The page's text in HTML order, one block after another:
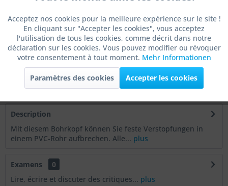
Se souvenir de Évaluer
Article n° :
ZWZ-CB16-6
Article n° du
fabricant :
ZWZ-CB16-6
Poids de l'article:
0.2 kg
Description
Mit diesem Bohrkopf können Sie feste Verstopfungen in
einem PVC-Rohr aufbrechen. Alle... plus
Examens
0
Lire, écrire et discuter des critiques... plus
Marketing Actif
Tracking Actif
Service Actif
Acceptez nos cookies pour la meilleure expérience sur le site !
En cliquant sur "Accepter les cookies", vous acceptez
l'utilisation de tous les cookies, comme décrit dans notre
déclaration sur les cookies. Vous pouvez modifier ou révoquer
votre consentement à tout moment. Mehr Informationen
Paramètres des cookies Accepter les cookies